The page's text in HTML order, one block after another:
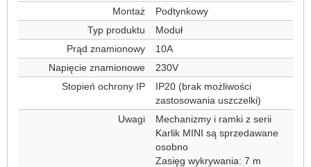
Montaż
Podtynkowy
Typ produktu
Moduł
Prąd znamionowy
10A
Napięcie znamionowe
230V
Stopień ochrony IP
IP20 (brak możliwości
zastosowania uszczelki)
Uwagi
Mechanizmy i ramki z serii
Karlik MINI są sprzedawane
osobno
Zasięg wykrywania: 7 m